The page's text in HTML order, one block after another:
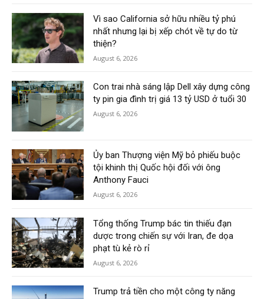
Vì sao California sở hữu nhiều tỷ phú
nhất nhưng lại bị xếp chót về tự do từ
thiện?
August 6, 2026
Con trai nhà sáng lập Dell xây dựng công
ty pin gia đình trị giá 13 tỷ USD ở tuổi 30
August 6, 2026
Ủy ban Thượng viện Mỹ bỏ phiếu buộc
tội khinh thị Quốc hội đối với ông
Anthony Fauci
August 6, 2026
Tổng thống Trump bác tin thiếu đạn
dược trong chiến sự với Iran, đe dọa
phạt tù kẻ rò rỉ
August 6, 2026
Trump trả tiền cho một công ty năng